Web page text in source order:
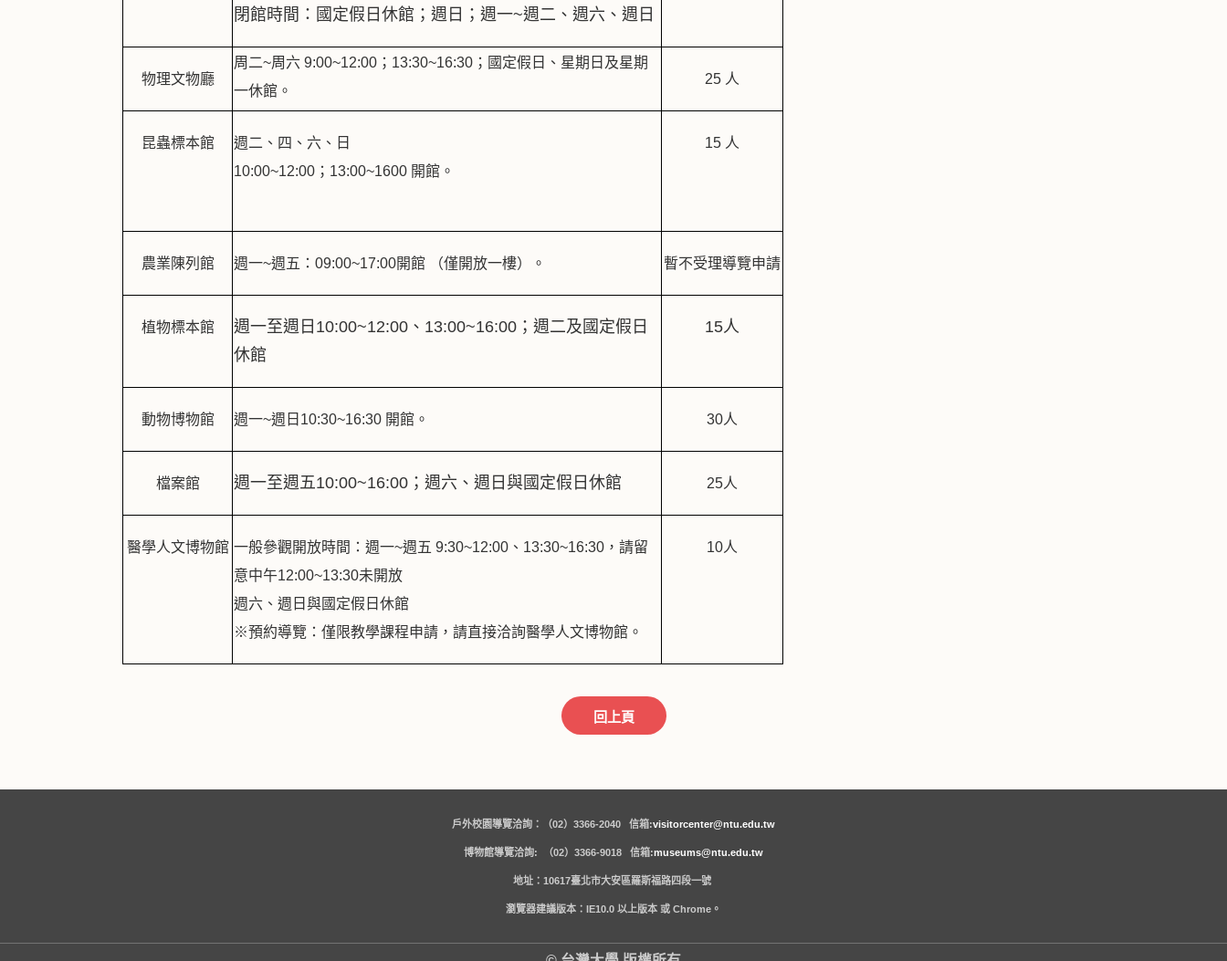
閉館時間：國定假日休館；週日；週一~週二、週六、週日
物理文物廳
周二~周六 9:00~12:00；13:30~16:30；國定假日、星期日及星期
一休館。
25 人
昆蟲標本館
週二、四、六、日
10:00~12:00；13:00~1600 開館。
15 人
農業陳列館 週一~週五：09:00~17:00開館 （僅開放一樓）。 暫不受理導覽申請
植物標本館
週一至週日10:00~12:00、13:00~16:00；週二及國定假日
休館
15人
動物博物館 週一~週日10:30~16:30 開館。 30人
檔案館 週一至週五10:00~16:00；週六、週日與國定假日休館 25人
醫學人文博物館 一般參觀開放時間：週一~週五 9:30~12:00、13:30~16:30，請留
意中午12:00~13:30未開放
週六、週日與國定假日休館
※預約導覽：僅限教學課程申請，請直接洽詢醫學人文博物館。
10人
回上頁
戶外校園導覽洽詢：（02）3366-2040 信箱:visitorcenter@ntu.edu.tw
博物館導覽洽詢: （02）3366-9018 信箱:museums@ntu.edu.tw
地址：10617臺北市大安區羅斯福路四段一號
瀏覽器建議版本：IE10.0 以上版本 或 Chrome。